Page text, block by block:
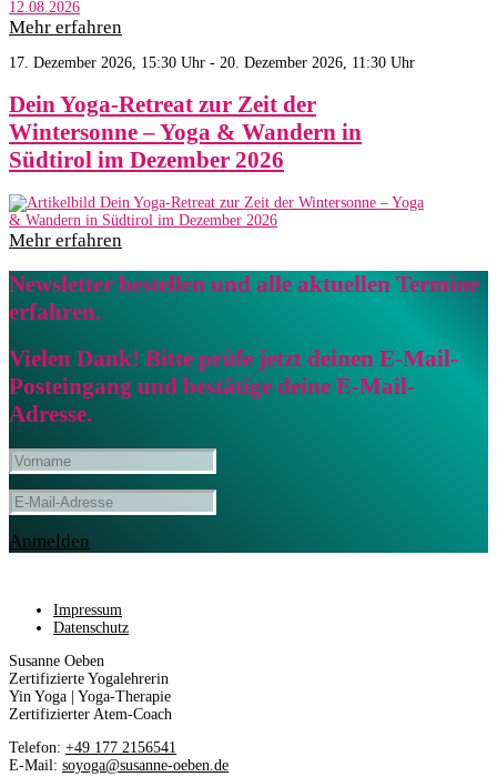
Mehr erfahren
17. Dezember 2026, 15:30 Uhr - 20. Dezember 2026, 11:30 Uhr
Dein Yoga-Retreat zur Zeit der
Wintersonne – Yoga & Wandern in
Südtirol im Dezember 2026
Mehr erfahren
Newsletter bestellen und alle aktuellen Termine
erfahren.
Vielen Dank! Bitte prüfe jetzt deinen E-Mail-
Posteingang und bestätige deine E-Mail-
Adresse.
Anmelden
Impressum
Datenschutz
Susanne Oeben
Zertifizierte Yogalehrerin
Yin Yoga | Yoga-Therapie
Zertifizierter Atem-Coach
Telefon: +49 177 2156541
E-Mail: soyoga@susanne-oeben.de